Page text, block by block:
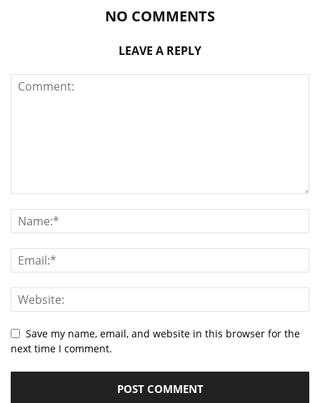
NO COMMENTS
LEAVE A REPLY
Save my name, email, and website in this browser for the
next time I comment.